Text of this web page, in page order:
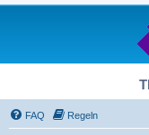
FAQ Regeln